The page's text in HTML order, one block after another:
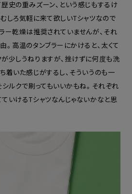
史の重みズーン、という感じもするけ
しろ気軽に来て欲しいTシャツなので
ー乾燥は推奨されていませんが、それ
。高温のタンブラーにかけると、太くて
少しうねりますが、挫けずに何度も洗
着いた感じがするし、そういうのも一
シルクで刷ってもいいかもね。それぞれ
いけるTシャツなんじゃないかなと思